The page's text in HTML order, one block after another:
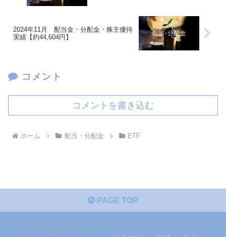
2024年11月 配当金・分配金・株主優待
実績【約44,604円】
コメント
コメントを書き込む
ホーム 配当・分配金 ETF
PAGE TOP